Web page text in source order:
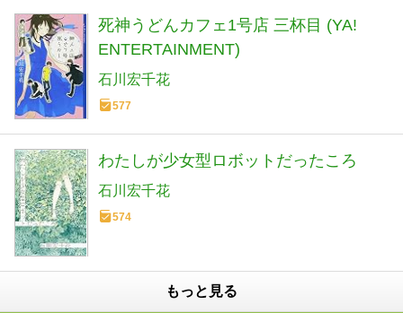
死神うどんカフェ1号店 三杯目 (YA!
ENTERTAINMENT)
石川宏千花
577
わたしが少女型ロボットだったころ
石川宏千花
574
もっと見る